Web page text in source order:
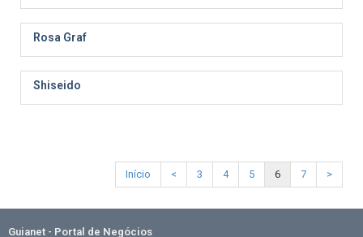
Rosa Graf
Shiseido
Início < 3 4 5 6 7 >
Guianet - Portal de Negócios